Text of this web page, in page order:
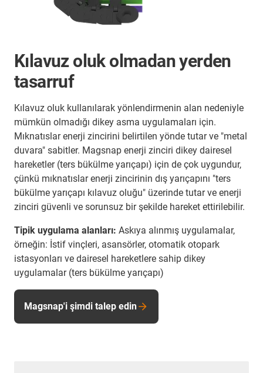
Kılavuz oluk olmadan yerden
tasarruf
Kılavuz oluk kullanılarak yönlendirmenin alan nedeniyle
mümkün olmadığı dikey asma uygulamaları için.
Mıknatıslar enerji zincirini belirtilen yönde tutar ve "metal
duvara" sabitler. Magsnap enerji zinciri dikey dairesel
hareketler (ters bükülme yarıçapı) için de çok uygundur,
çünkü mıknatıslar enerji zincirinin dış yarıçapını "ters
bükülme yarıçapı kılavuz oluğu" üzerinde tutar ve enerji
zinciri güvenli ve sorunsuz bir şekilde hareket ettirilebilir.
Tipik uygulama alanları: Askıya alınmış uygulamalar,
örneğin: İstif vinçleri, asansörler, otomatik otopark
istasyonları ve dairesel hareketlere sahip dikey
uygulamalar (ters bükülme yarıçapı)
Magsnap'i şimdi talep edin